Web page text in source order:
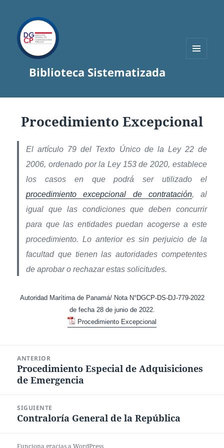
Biblioteca Sistematizada
Procedimiento Excepcional
El artículo 79 del Texto Único de la Ley 22 de
2006, ordenado por la Ley 153 de 2020, establece
los casos en que podrá ser utilizado el
procedimiento excepcional de contratación, al
igual que las condiciones que deben concurrir
para que las entidades puedan acogerse a este
procedimiento. Lo anterior es sin perjuicio de la
facultad que tienen las autoridades competentes
de aprobar o rechazar estas solicitudes.
Autoridad Marítima de Panamá/ Nota N°DGCP-DS-DJ-779-2022
de fecha 28 de junio de 2022.
Procedimiento Excepcional
entradas
ANTERIOR
Entrada
anterior:
Procedimiento Especial de Adquisiciones
de Emergencia
SIGUIENTE
Entrada
Contraloría General de la República
Funciona gracias a WordPress